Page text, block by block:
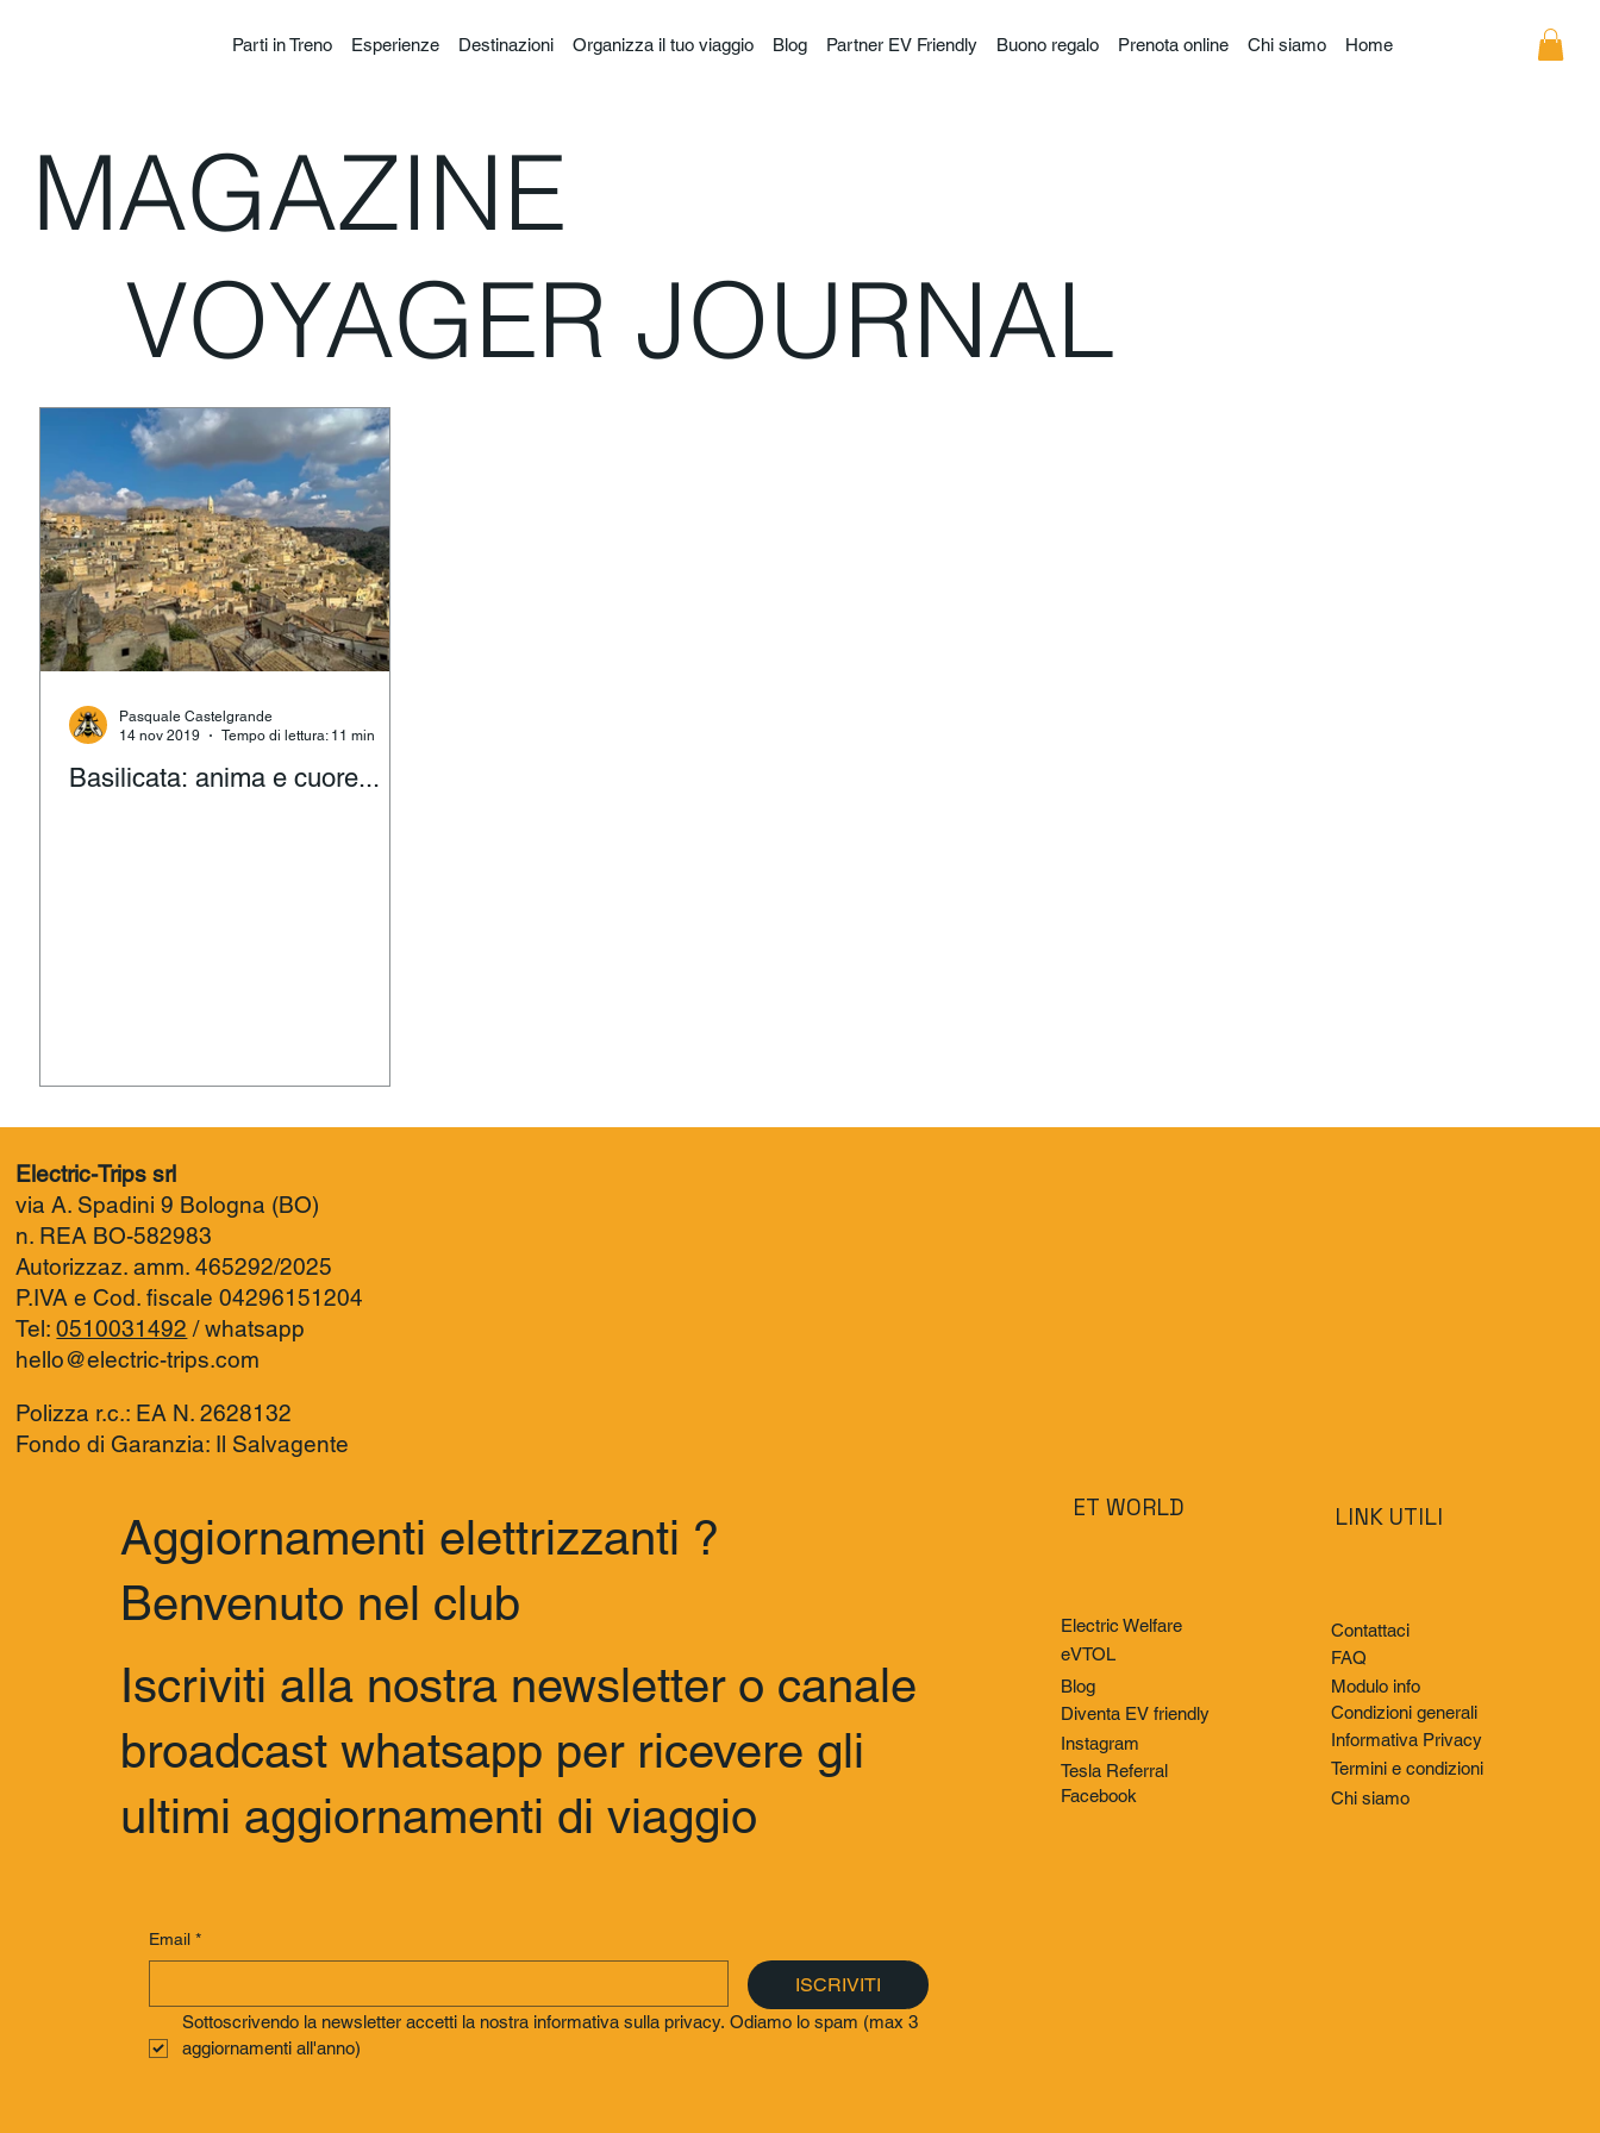
Home
Chi siamo
Prenota online
Buono regalo
Partner EV Friendly
Blog
Organizza il tuo viaggio
Destinazioni
Esperienze
Parti in Treno
MAGAZINE
VOYAGER JOURNAL
Basilicata: anima e cuore...
Pasquale Castelgrande
14 nov 2019
Tempo di lettura: 11 min
Electric-Trips srl
via A. Spadini 9 Bologna (BO)
n. REA BO-582983
Autorizzaz. amm. 465292/2025
P.IVA e Cod. fiscale 04296151204
Tel:0510031492 /whatsapp
hello@electric-trips.com
Polizza r.c.: EA N. 2628132
Fondo di Garanzia: Il Salvagente
Aggiornamenti elettrizzanti ?
Benvenuto nel club
Iscriviti alla nostra newsletter o canale
broadcast whatsapp per ricevere gli
ultimi aggiornamenti di viaggio
Email *
ISCRIVITI
Sottoscrivendo la newsletter accetti la nostra informativa sulla privacy. Odiamo lo spam (max 3
aggiornamenti all'anno)
ET WORLD
Electric Welfare
eVTOL
Blog
Diventa EV friendly
Instagram
Tesla Referral
Facebook
LINK UTILI
Contattaci
FAQ
Modulo info
Condizioni generali
Informativa Privacy
Termini e condizioni
Chi siamo